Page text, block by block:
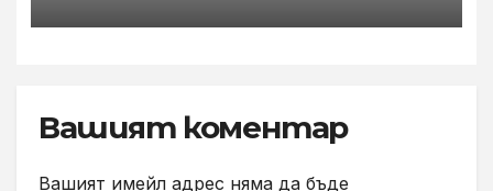
Вашият коментар
Вашият имейл адрес няма да бъде